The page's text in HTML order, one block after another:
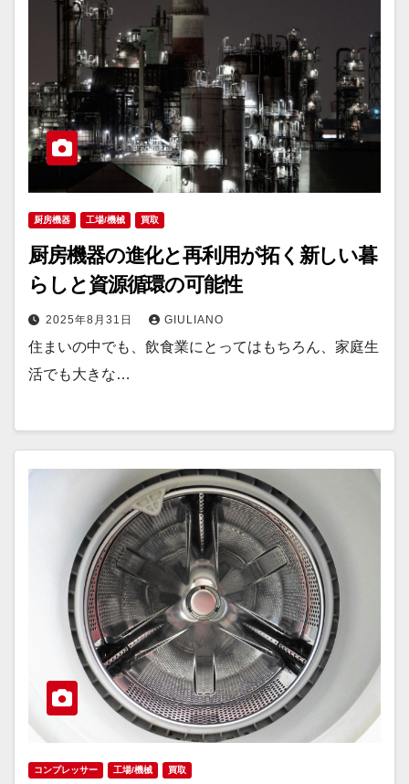
厨房機器 工場/機械 買取
厨房機器の進化と再利用が拓く新しい暮
らしと資源循環の可能性
2025年8月31日 GIULIANO
住まいの中でも、飲食業にとってはもちろん、家庭生
活でも大きな…
コンプレッサー 工場/機械 買取